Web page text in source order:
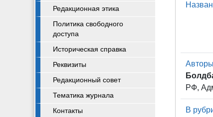
Редакционная этика
Политика свободного
доступа
Историческая справка
Реквизиты
Редакционный совет
Тематика журнала
Контакты
РФ,
В